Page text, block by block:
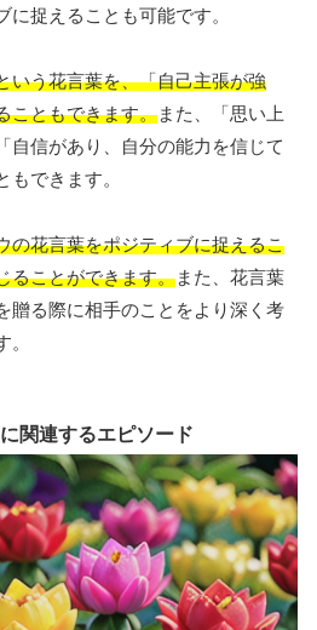
捉えることも可能です。
いう花言葉を、「自己主張が強
こともできます。また、「思い上
自信があり、自分の能力を信じて
できます。
の花言葉をポジティブに捉えるこ
ることができます。また、花言葉
贈る際に相手のことをより深く考
関連するエピソード